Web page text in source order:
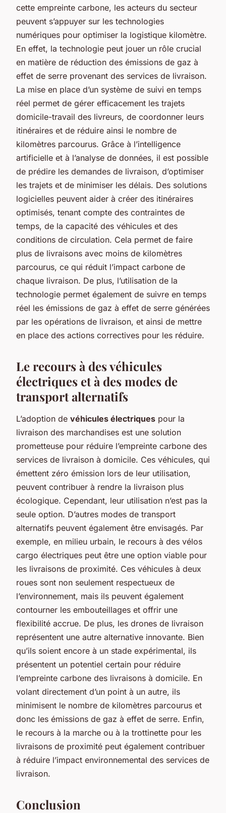
cette empreinte carbone, les acteurs du secteur
peuvent s’appuyer sur les technologies
numériques pour optimiser la logistique kilomètre.
En effet, la technologie peut jouer un rôle crucial
en matière de réduction des émissions de gaz à
effet de serre provenant des services de livraison.
La mise en place d’un système de suivi en temps
réel permet de gérer efficacement les trajets
domicile-travail des livreurs, de coordonner leurs
itinéraires et de réduire ainsi le nombre de
kilomètres parcourus. Grâce à l’intelligence
artificielle et à l’analyse de données, il est possible
de prédire les demandes de livraison, d’optimiser
les trajets et de minimiser les délais. Des solutions
logicielles peuvent aider à créer des itinéraires
optimisés, tenant compte des contraintes de
temps, de la capacité des véhicules et des
conditions de circulation. Cela permet de faire
plus de livraisons avec moins de kilomètres
parcourus, ce qui réduit l’impact carbone de
chaque livraison. De plus, l’utilisation de la
technologie permet également de suivre en temps
réel les émissions de gaz à effet de serre générées
par les opérations de livraison, et ainsi de mettre
en place des actions correctives pour les réduire.
Le recours à des véhicules
électriques et à des modes de
transport alternatifs
L’adoption de véhicules électriques pour la
livraison des marchandises est une solution
prometteuse pour réduire l’empreinte carbone des
services de livraison à domicile. Ces véhicules, qui
émettent zéro émission lors de leur utilisation,
peuvent contribuer à rendre la livraison plus
écologique. Cependant, leur utilisation n’est pas la
seule option. D’autres modes de transport
alternatifs peuvent également être envisagés. Par
exemple, en milieu urbain, le recours à des vélos
cargo électriques peut être une option viable pour
les livraisons de proximité. Ces véhicules à deux
roues sont non seulement respectueux de
l’environnement, mais ils peuvent également
contourner les embouteillages et offrir une
flexibilité accrue. De plus, les drones de livraison
représentent une autre alternative innovante. Bien
qu’ils soient encore à un stade expérimental, ils
présentent un potentiel certain pour réduire
l’empreinte carbone des livraisons à domicile. En
volant directement d’un point à un autre, ils
minimisent le nombre de kilomètres parcourus et
donc les émissions de gaz à effet de serre. Enfin,
le recours à la marche ou à la trottinette pour les
livraisons de proximité peut également contribuer
à réduire l’impact environnemental des services de
livraison.
Conclusion